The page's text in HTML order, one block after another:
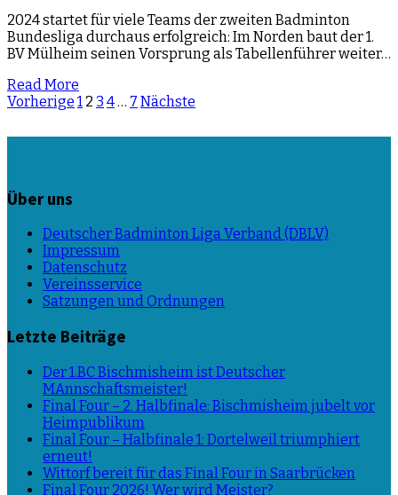
2024 startet für viele Teams der zweiten Badminton
Bundesliga durchaus erfolgreich: Im Norden baut der 1.
BV Mülheim seinen Vorsprung als Tabellenführer weiter…
Read More
Beitragsnavigation
Vorherige 1 2 3 4… 7 Nächste
Über uns
Deutscher Badminton Liga Verband (DBLV)
Impressum
Datenschutz
Vereinsservice
Satzungen und Ordnungen
Letzte Beiträge
Der 1.BC Bischmisheim ist Deutscher
MAnnschaftsmeister!
Final Four – 2. Halbfinale: Bischmisheim jubelt vor
Heimpublikum
Final Four – Halbfinale 1: Dortelweil triumphiert
erneut!
Wittorf bereit für das Final Four in Saarbrücken
Final Four 2026! Wer wird Meister?